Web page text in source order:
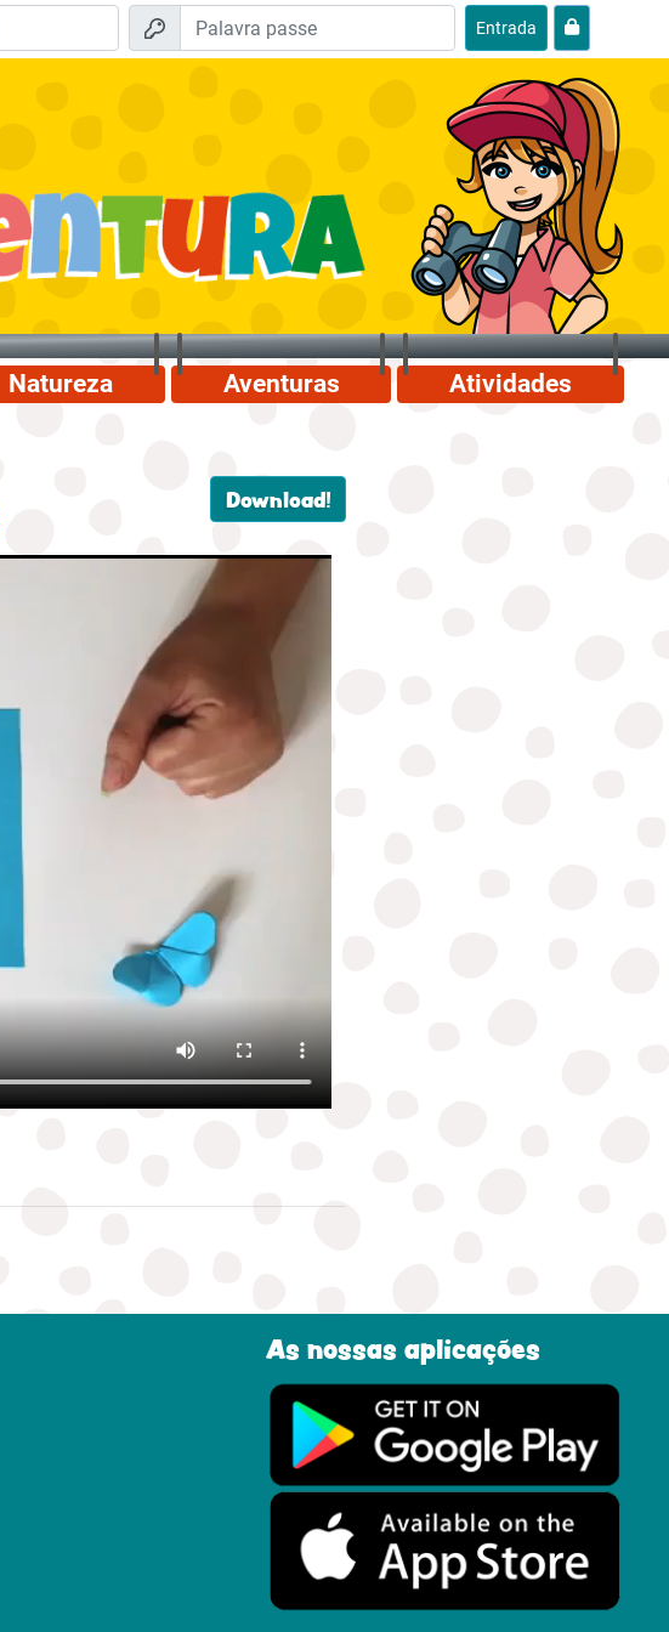
Entrada
Natureza Aventuras Atividades
Download!
As nossas aplicações